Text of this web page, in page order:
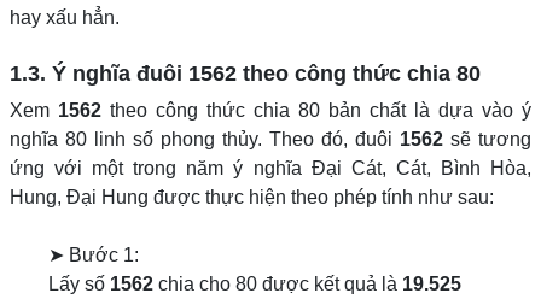
hay xấu hẳn.
1.3. Ý nghĩa đuôi 1562 theo công thức chia 80
Xem 1562 theo công thức chia 80 bản chất là dựa vào ý
nghĩa 80 linh số phong thủy. Theo đó, đuôi 1562 sẽ tương
ứng với một trong năm ý nghĩa Đại Cát, Cát, Bình Hòa,
Hung, Đại Hung được thực hiện theo phép tính như sau:
➤ Bước 1:
Lấy số 1562 chia cho 80 được kết quả là 19.525